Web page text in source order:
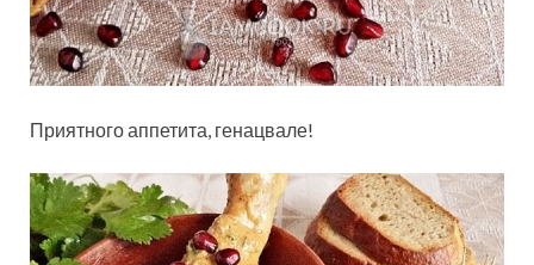
Приятного аппетита, генацвале!